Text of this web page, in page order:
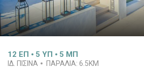
12 ΕΠ 5 ΥΠ 5 ΜΠ
ΙΔ. ΠΙΣΊΝΑ ΠΑΡΑΛΊΑ: 6.5KM